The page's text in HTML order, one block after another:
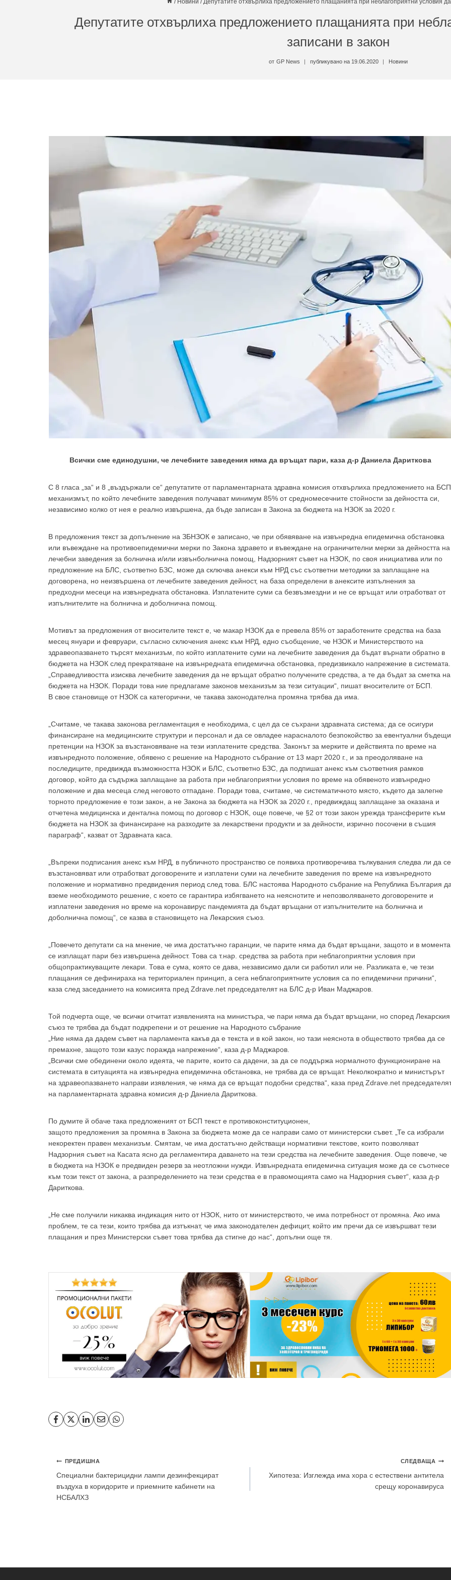
/ Новини / Депутатите отхвърлиха предложението плащанията при неблагоприятни условия
Депутатите отхвърлиха предложението плащанията при
записани в закон
от GP News публикувано на 19.06.2020 Новини
Всички сме единодушни, че лечебните заведения няма да връщат пари, каза д-р Даниела Дариткова
С 8 гласа „за“ и 8 „въздържали се“ депутатите от парламентарната здравна комисия отхвърлиха предложението на БСП
механизмът, по който лечебните заведения получават минимум 85% от средномесечните стойности за дейността си,
независимо колко от нея е реално извършена, да бъде записан в Закона за бюджета на НЗОК за 2020 г.
В предложения текст за допълнение на ЗБНЗОК е записано, че при обявяване на извънредна епидемична обстановка
или въвеждане на противоепидемични мерки по Закона здравето и въвеждане на ограничителни мерки за дейността на
лечебни заведения за болнична и/или извънболнична помощ, Надзорният съвет на НЗОК, по своя инициатива или по
предложение на БЛС, съответно БЗС, може да сключва анекси към НРД със съответни методики за заплащане на
договорена, но неизвършена от лечебните заведения дейност, на база определени в анексите изпълнения за
предходни месеци на извънредната обстановка. Изплатените суми са безвъзмездни и не се връщат или отработват от
изпълнителите на болнична и доболнична помощ.
Мотивът за предложения от вносителите текст е, че макар НЗОК да е превела 85% от заработените средства на база
месец януари и февруари, съгласно сключения анекс към НРД, едно съобщение, че НЗОК и Министерството на
здравеопазването търсят механизъм, по който изплатените суми на лечебните заведения да бъдат върнати обратно в
бюджета на НЗОК след прекратяване на извънредната епидемична обстановка, предизвикало напрежение в системата.
„Справедливостта изисква лечебните заведения да не връщат обратно получените средства, а те да бъдат за сметка на
бюджета на НЗОК. Поради това ние предлагаме законов механизъм за тези ситуации“, пишат вносителите от БСП.
В свое становище от НЗОК са категорични, че такава законодателна промяна трябва да има.
„Считаме, че такава законова регламентация е необходима, с цел да се съхрани здравната система; да се осигури
финансиране на медицинските структури и персонал и да се овладее нарасналото безпокойство за евентуални бъдещи
претенции на НЗОК за възстановяване на тези изплатените средства. Законът за мерките и действията по време на
извънредното положение, обявено с решение на Народното събрание от 13 март 2020 г., и за преодоляване на
последиците, предвижда възможността НЗОК и БЛС, съответно БЗС, да подпишат анекс към съответния рамков
договор, който да съдържа заплащане за работа при неблагоприятни условия по време на обявеното извънредно
положение и два месеца след неговото отпадане. Поради това, считаме, че систематичното място, където да залегне
торното предложение е този закон, а не Закона за бюджета на НЗОК за 2020 г., предвиждащ заплащане за оказана и
отчетена медицинска и дентална помощ по договор с НЗОК, още повече, че §2 от този закон урежда трансферите към
бюджета на НЗОК за финансиране на разходите за лекарствени продукти и за дейности, изрично посочени в съшия
параграф“, казват от Здравната каса.
„Въпреки подписания анекс към НРД, в публичното пространство се появиха противоречива тълкувания следва ли да се
възстановяват или отработват договорените и изплатени суми на лечебните заведения по време на извънредното
положение и нормативно предвидения период след това. БЛС настоява Народното събрание на Република България
вземе необходимото решение, с което се гарантира избягването на неяснотите и непозволяването договорените и
изплатени заведения но време на коронавирус пандемията да бъдат връщани от изпълнителите на болнична и
доболнична помощ“, се казва в становището на Лекарския съюз.
„Повечето депутати са на мнение, че има достатъчно гаранции, че парите няма да бъдат връщани, защото и в момента
се изплащат пари без извършена дейност. Това са т.нар. средства за работа при неблагоприятни условия при
общопрактикуващите лекари. Това е сума, която се дава, независимо дали си работил или не. Разликата е, че тези
плащания се дефинираха на териториален принцип, а сега неблагоприятните условия са по епидемични причини“,
каза след заседанието на комисията пред Zdrave.net председателят на БЛС д-р Иван Маджаров.
Той подчерта още, че всички отчитат изявленията на министъра, че пари няма да бъдат връщани, но според Лекарския
съюз те трябва да бъдат подкрепени и от решение на Народното събрание
„Ние няма да дадем съвет на парламента какъв да е текста и в кой закон, но тази неяснота в обществото трябва да се
премахне, защото този казус поражда напрежение“, каза д-р Маджаров.
„Всички сме обединени около идеята, че парите, които са дадени, за да се поддържа нормалното функциониране на
системата в ситуацията на извънредна епидемична обстановка, не трябва да се връщат. Неколкократно и министърът
на здравеопазването направи изявления, че няма да се връщат подобни средства“, каза пред Zdrave.net
на парламентарната здравна комисия д-р Даниела Дариткова.
По думите й обаче така предложеният от БСП текст е противоконституционен,
защото предложения за промяна в Закона за бюджета може да се направи само от министерски съвет. „Те са избрали
некоректен правен механизъм. Смятам, че има достатъчно действащи нормативни текстове, които позволяват
Надзорния съвет на Касата ясно да регламентира даването на тези средства на лечебните заведения. Още повече, че
в бюджета на НЗОК е предвиден резерв за неотложни нужди. Извънредната епидемична ситуация може да се съотнесе
към този текст от закона, а разпределението на тези средства е в правомощията само на Надзорния съвет“, каза д-р
Дариткова.
„Не сме получили никаква индикация нито от НЗОК, нито от министерството, че има потребност от промяна. Ако има
проблем, те са тези, които трябва да изтъкнат, че има законодателен дефицит, който им пречи да се извършват тези
плащания и през Министерски съвет това трябва да стигне до нас“, допълни още тя.
Навигация
ПРЕДИШНА
Специални бактерицидни лампи дезинфекцират
въздуха в коридорите и приемните кабинети на
НСБАЛХЗ
СЛЕДВАЩА
Хипотеза: Изглежда има хора с естествени антитела
срещу коронавируса
GPNews
НОВИНИ ЗА ОБЩОПРАКТИКУВАЩИЯ ЛЕКАР
За да можеда виждате специализирано медицинско съдържание
декларирате, че сте
медицински специалист
Аз съм медицински специалист Не съм медицински